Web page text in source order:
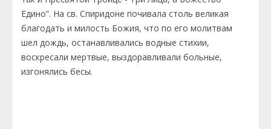
Едино”. На св. Спиридоне почивала столь великая
благодать и милость Божия, что по его молитвам
шел дождь, останавливались водные стихии,
воскресали мертвые, выздоравливали больные,
изгонялись бесы.